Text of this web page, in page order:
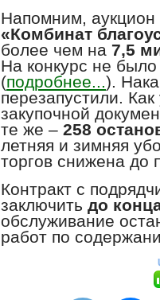
Напомним, аукцион
«Комбинат
более чем на 7,5
На конкурс не
(подробнее...).
перезапустили.
закупочной
те же – 258
летняя и зимняя
торгов снижена до
Контракт с
заключить до
обслуживание
работ по